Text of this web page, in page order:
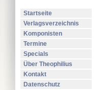
Startseite
Verlagsverzeichnis
Komponisten
Termine
Specials
Über Theophilius
Kontakt
Datenschutz